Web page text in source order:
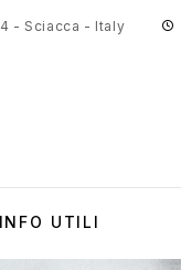
- Sciacca - Italy
INFO UTILI